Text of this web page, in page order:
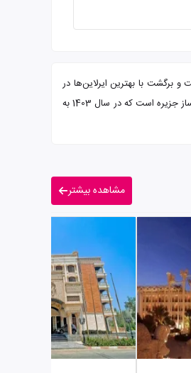
برگشت با بهترین ایرلاین‌ها در
تاریخ دلخواه مسافر، صبحانه بوفه و رایگان در رستوران هتل، ترانسفر فرودگاهی، آفرهای ویژه گردشگری و پشتیبانی 24 ساعته تورگردان اشاره کرد. هتل اکسلسیور کیش در سال از هتل‌های نوساز جزیره است که در سال 1403 به
مشاهده بیشتر